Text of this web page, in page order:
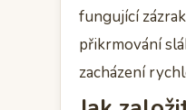
fungující
přikrmování
zacházení